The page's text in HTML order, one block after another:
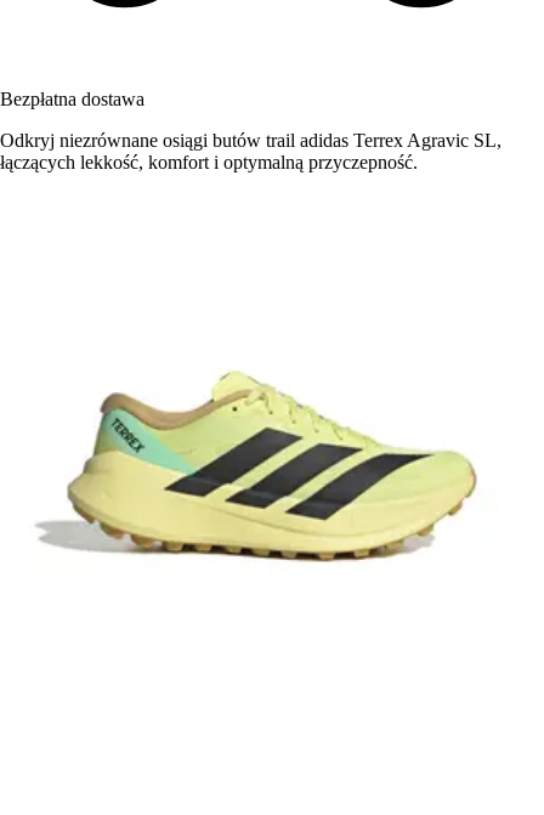
Bezpłatna dostawa
Odkryj niezrównane osiągi butów trail adidas Terrex Agravic SL,
łączących lekkość, komfort i optymalną przyczepność.